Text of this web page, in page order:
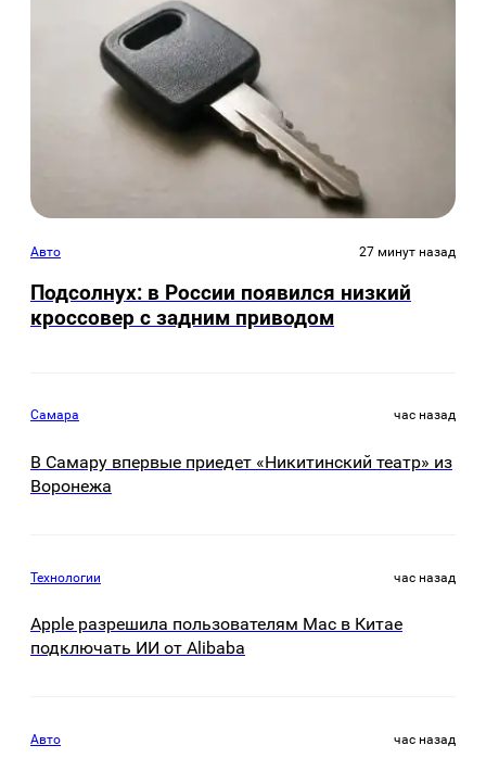
Авто 27 минут назад
Подсолнух: в России появился низкий
кроссовер с задним приводом
Самара час назад
В Самару впервые приедет «Никитинский театр» из
Воронежа
Технологии час назад
Apple разрешила пользователям Mac в Китае
подключать ИИ от Alibaba
Авто час назад